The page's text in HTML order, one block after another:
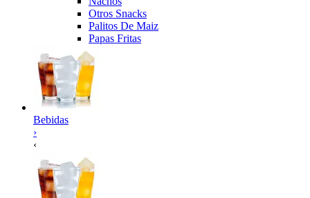
Otros Snacks
Palitos De Maiz
Papas Fritas
Bebidas
›
‹